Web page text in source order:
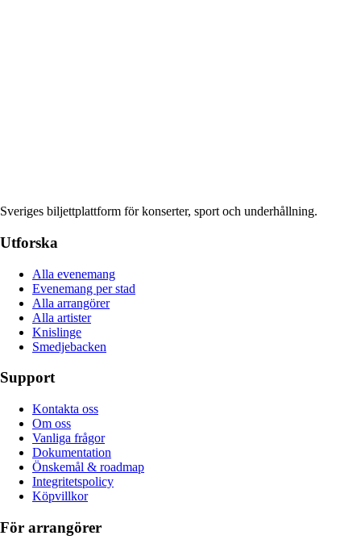
Sveriges biljettplattform för konserter, sport och underhållning.
Utforska
Alla evenemang
Evenemang per stad
Alla arrangörer
Alla artister
Knislinge
Smedjebacken
Support
Kontakta oss
Om oss
Vanliga frågor
Dokumentation
Önskemål & roadmap
Integritetspolicy
Köpvillkor
För arrangörer